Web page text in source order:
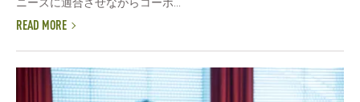
READ MORE